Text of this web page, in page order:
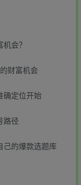
会？
财富机会
确定位开始
路径
己的爆款选题库